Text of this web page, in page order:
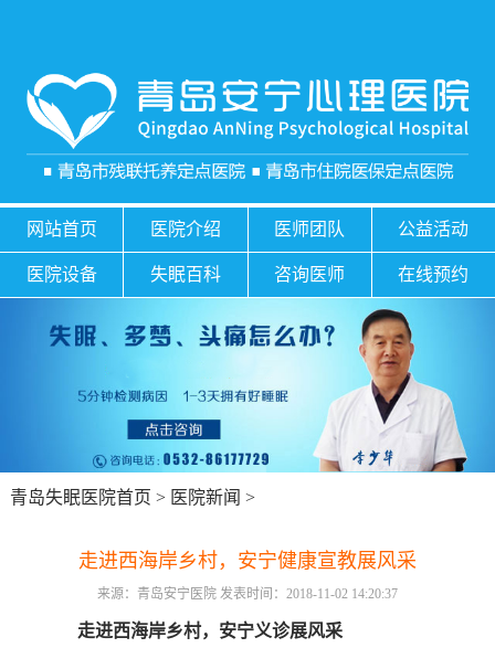
网站首页 医院介绍 医师团队 公益活动
医院设备 失眠百科 咨询医师 在线预约
青岛失眠医院首页 > 医院新闻 >
走进西海岸乡村，安宁健康宣教展风采
来源：青岛安宁医院 发表时间：2018-11-02 14:20:37
走进西海岸乡村，安宁义诊展风采